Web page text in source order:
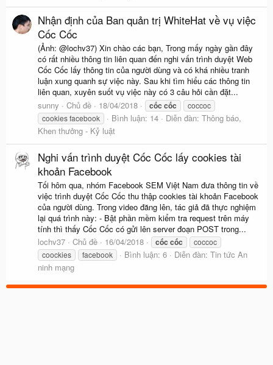
Nhận định của Ban quản trị WhiteHat về vụ việc
Cốc Cốc
(Ảnh: @lochv37) Xin chào các bạn, Trong mấy ngày gần đây
có rất nhiều thông tin liên quan đến nghi vấn trình duyệt Web
Cốc Cốc lấy thông tin của người dùng và có khá nhiều tranh
luận xung quanh sự việc này. Sau khi tìm hiểu các thông tin
liên quan, xuyên suốt vụ việc này có 3 câu hỏi cần đặt...
sunny
Chủ đề 18/04/2018 cốc cốc
coccoc
cookies facebook
Bình luận: 14 Diễn đàn: Thông báo,
Khen thưởng - Kỷ luật
Nghi vấn trình duyệt Cốc Cốc lấy cookies tài
khoản Facebook
Tối hôm qua, nhóm Facebook SEM Việt Nam đưa thông tin về
việc trình duyệt Cốc Cốc thu thập cookies tài khoản Facebook
của người dùng. Trong video đăng lên, tác giả đã thực nghiệm
lại quá trình này: - Bật phần mềm kiểm tra request trên máy
tính thì thấy Cốc Cốc có gửi lên server đoạn POST trong...
lochv37
Chủ đề 16/04/2018 cốc cốc
coccoc
coockies
facebook Bình luận: 6 Diễn đàn: Tin tức An
ninh mạng